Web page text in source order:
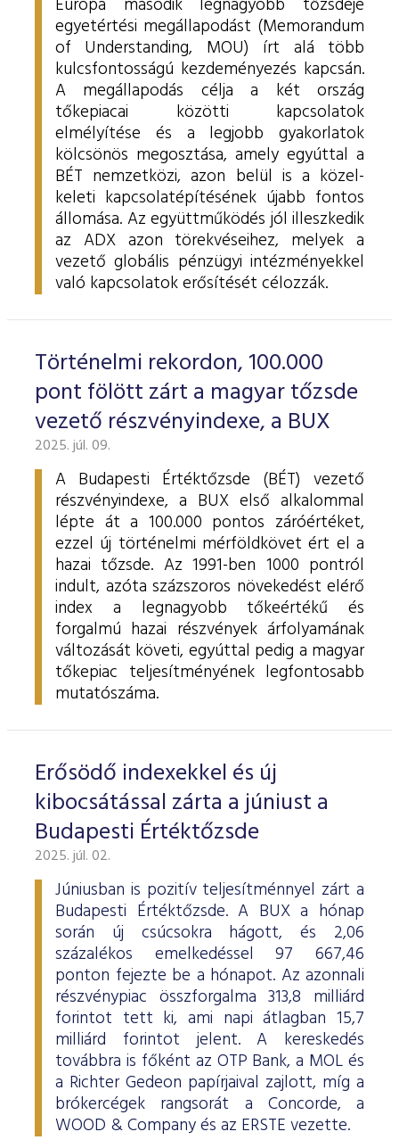
Európa második legnagyobb tőzsdéje
egyetértési megállapodást (Memorandum
of Understanding, MOU) írt alá több
kulcsfontosságú kezdeményezés kapcsán.
A megállapodás célja a két ország
tőkepiacai közötti kapcsolatok
elmélyítése és a legjobb gyakorlatok
kölcsönös megosztása, amely egyúttal a
BÉT nemzetközi, azon belül is a közel-
keleti kapcsolatépítésének újabb fontos
állomása. Az együttműködés jól illeszkedik
az ADX azon törekvéseihez, melyek a
vezető globális pénzügyi intézményekkel
való kapcsolatok erősítését célozzák.
Történelmi rekordon, 100.000
pont fölött zárt a magyar tőzsde
vezető részvényindexe, a BUX
2025. júl. 09.
A Budapesti Értéktőzsde (BÉT) vezető
részvényindexe, a BUX első alkalommal
lépte át a 100.000 pontos záróértéket,
ezzel új történelmi mérföldkövet ért el a
hazai tőzsde. Az 1991-ben 1000 pontról
indult, azóta százszoros növekedést elérő
index a legnagyobb tőkeértékű és
forgalmú hazai részvények árfolyamának
változását követi, egyúttal pedig a magyar
tőkepiac teljesítményének legfontosabb
mutatószáma.
Erősödő indexekkel és új
kibocsátással zárta a júniust a
Budapesti Értéktőzsde
2025. júl. 02.
Júniusban is pozitív teljesítménnyel zárt a
Budapesti Értéktőzsde. A BUX a hónap
során új csúcsokra hágott, és 2,06
százalékos emelkedéssel 97 667,46
ponton fejezte be a hónapot. Az azonnali
részvénypiac összforgalma 313,8 milliárd
forintot tett ki, ami napi átlagban 15,7
milliárd forintot jelent. A kereskedés
továbbra is főként az OTP Bank, a MOL és
a Richter Gedeon papírjaival zajlott, míg a
brókercégek rangsorát a Concorde, a
WOOD & Company és az ERSTE vezette.